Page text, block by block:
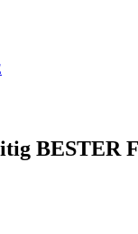
BESTER